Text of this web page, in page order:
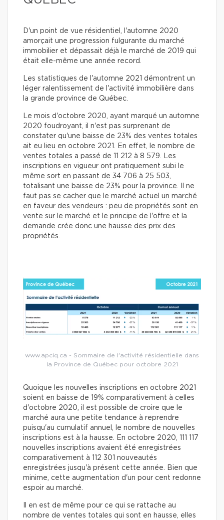
D'un point de vue résidentiel, l'automne 2020
amorçait une progression fulgurante du marché
immobilier et dépassait déjà le marché de 2019 qui
était elle-même une année record.
Les statistiques de l'automne 2021 démontrent un
léger ralentissement de l'activité immobilière dans
la grande province de Québec.
Le mois d'octobre 2020, ayant marqué un automne
2020 foudroyant, il n'est pas surprenant de
constater qu'une baisse de 23% des ventes totales
ait eu lieu en octobre 2021. En effet, le nombre de
ventes totales a passé de 11 212 à 8 579. Les
inscriptions en vigueur ont pratiquement subi le
même sort en passant de 34 706 à 25 503,
totalisant une baisse de 23% pour la province. Il ne
faut pas se cacher que le marché actuel un marché
en faveur des vendeurs : peu de propriétés sont en
vente sur le marché et le principe de l'offre et la
demande crée donc une hausse des prix des
propriétés.
www.apciq.ca - Sommaire de l'activité résidentielle dans
la Province de Québec pour octobre 2021
Quoique les nouvelles inscriptions en octobre 2021
soient en baisse de 19% comparativement à celles
d'octobre 2020, il est possible de croire que le
marché aura une petite tendance à reprendre
puisqu'au cumulatif annuel, le nombre de nouvelles
inscriptions est à la hausse. En octobre 2020, 111 117
nouvelles inscriptions avaient été enregistrées
comparativement à 112 301 nouveautés
enregistrées jusqu'à présent cette année. Bien que
minime, cette augmentation d'un pour cent redonne
espoir au marché.
Il en est de même pour ce qui se rattache au
nombre de ventes totales qui sont en hausse, elles